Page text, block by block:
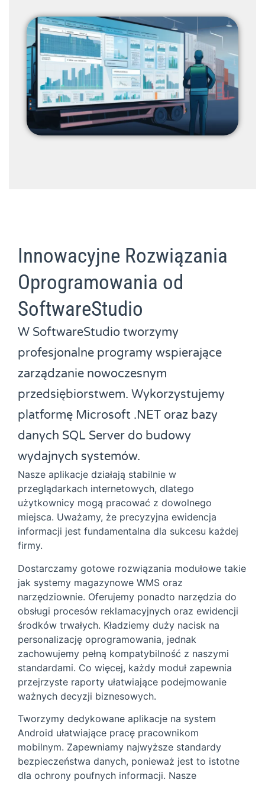
Innowacyjne Rozwiązania
Oprogramowania od
SoftwareStudio
W SoftwareStudio tworzymy
profesjonalne programy wspierające
zarządzanie nowoczesnym
przedsiębiorstwem. Wykorzystujemy
platformę Microsoft .NET oraz bazy
danych SQL Server do budowy
wydajnych systemów.
Nasze aplikacje działają stabilnie w
przeglądarkach internetowych, dlatego
użytkownicy mogą pracować z dowolnego
miejsca. Uważamy, że precyzyjna ewidencja
informacji jest fundamentalna dla sukcesu każdej
firmy.
Dostarczamy gotowe rozwiązania modułowe takie
jak systemy magazynowe WMS oraz
narzędziownie. Oferujemy ponadto narzędzia do
obsługi procesów reklamacyjnych oraz ewidencji
środków trwałych. Kładziemy duży nacisk na
personalizację oprogramowania, jednak
zachowujemy pełną kompatybilność z naszymi
standardami. Co więcej, każdy moduł zapewnia
przejrzyste raporty ułatwiające podejmowanie
ważnych decyzji biznesowych.
Tworzymy dedykowane aplikacje na system
Android ułatwiające pracę pracownikom
mobilnym. Zapewniamy najwyższe standardy
bezpieczeństwa danych, ponieważ jest to istotne
dla ochrony poufnych informacji. Nasze